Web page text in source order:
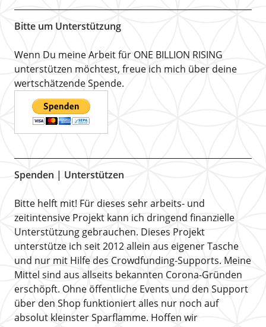
Bitte um Unterstützung
Wenn Du meine Arbeit für ONE BILLION RISING
unterstützen möchtest, freue ich mich über deine
wertschätzende Spende.
Spenden | Unterstützen
Bitte helft mit! Für dieses sehr arbeits- und
zeitintensive Projekt kann ich dringend finanzielle
Unterstützung gebrauchen. Dieses Projekt
unterstütze ich seit 2012 allein aus eigener Tasche
und nur mit Hilfe des Crowdfunding-Supports. Meine
Mittel sind aus allseits bekannten Corona-Gründen
erschöpft. Ohne öffentliche Events und den Support
über den Shop funktioniert alles nur noch auf
absolut kleinster Sparflamme. Hoffen wir